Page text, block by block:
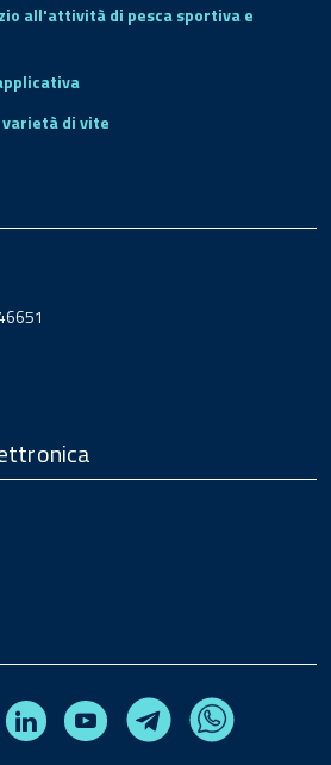
all'attività di pesca sportiva e
di vite
InstagramLinkedin Youtube TelegramWhatsapp